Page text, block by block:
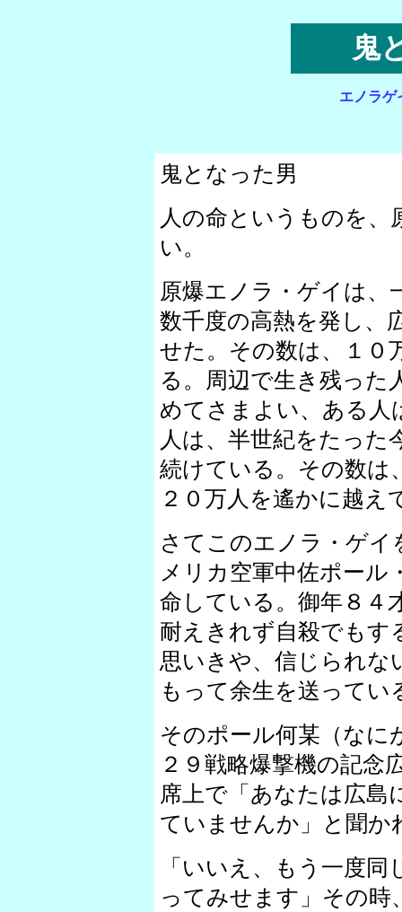
鬼
エノラゲ
鬼となった男
人の命というものを、
い。
原爆エノラ・ゲイは、
数千度の高熱を発し、
せた。その数は、１０
る。周辺で生き残った
めてさまよい、ある人
人は、半世紀をたった
続けている。その数は
２０万人を遙かに越え
さてこのエノラ・ゲイ
メリカ空軍中佐ポー
命している。御年８４
耐えきれず自殺でもす
思いきや、信じられな
もって余生を送って
そのポール何某（なに
２９戦略爆撃機の記念
席上で「あなたは広島
ていませんか」と聞か
「いいえ、もう一度
ってみせます」その時